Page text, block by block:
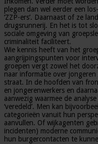
plegen dan wel eerder een
‘ZZP-ers’. Daarnaast of ze
drugsrunnerij. En het is tot
sociale omgeving van
criminaliteit faciliteert.
Wie kennis heeft van het
aangrijpingspunten voor
groepen vergt zowel het
naar informatie over
straat. In de hoofden van
en jongerenwerkers en
aanwezig waarmee de
‘veredeld’. Men kan
categorieën vanuit hun
aanvullen. Of wijkagenten
incidenten) moderne
hun burgercontacten te